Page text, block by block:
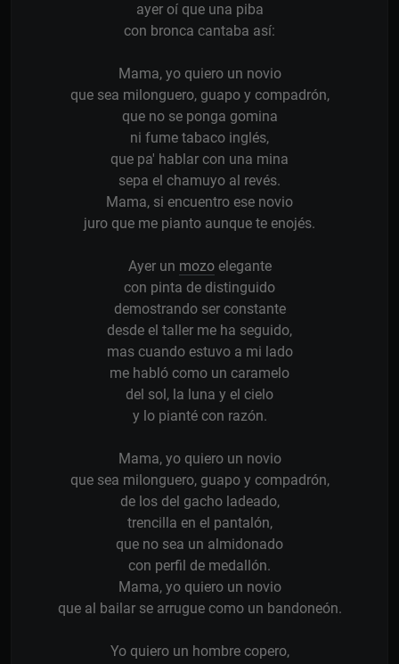
ayer oí que una piba
con bronca cantaba así:
Mama, yo quiero un novio
que sea milonguero, guapo y compadrón,
que no se ponga gomina
ni fume tabaco inglés,
que pa' hablar con una mina
sepa el chamuyo al revés.
Mama, si encuentro ese novio
juro que me pianto aunque te enojés.
Ayer un mozoelegante
con pinta de distinguido
demostrando ser constante
desde el taller me ha seguido,
mas cuando estuvo a mi lado
me habló como un caramelo
del sol, la luna y el cielo
y lo pianté con razón.
Mama, yo quiero un novio
que sea milonguero, guapo y compadrón,
de los del gacho ladeado,
trencilla en el pantalón,
que no sea un almidonado
con perfil de medallón.
Mama, yo quiero un novio
que al bailar se arrugue como un bandoneón.
Yo quiero un hombre copero,